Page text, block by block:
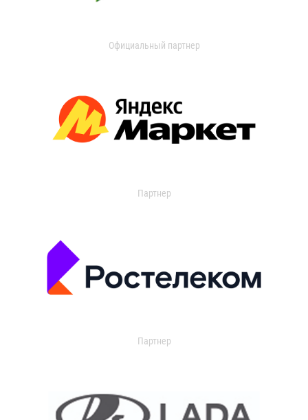
Официальный партнер
Партнер
Партнер